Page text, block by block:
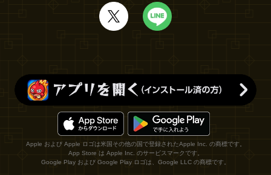
Apple および Apple ロゴは米国その他の国で登録されたApple Inc. の商標です。
App Store は Apple Inc. のサービスマークです。
Google Play および Google Play ロゴは、Google LLC の商標です。